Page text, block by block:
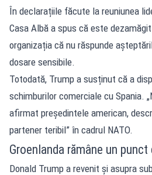
În declarațiile făcute la reuniunea
Casa Albă a spus că este
organizația că nu răspunde
dosare sensibile.
Totodată, Trump a susținut că a
schimburilor comerciale cu Spania.
afirmat președintele american,
partener teribil” în cadrul NATO.
Groenlanda rămâne un
Donald Trump a revenit și asupra